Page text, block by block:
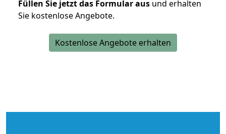
Füllen Sie jetzt das Formular aus und erhalten
Sie kostenlose Angebote.
Kostenlose Angebote erhalten